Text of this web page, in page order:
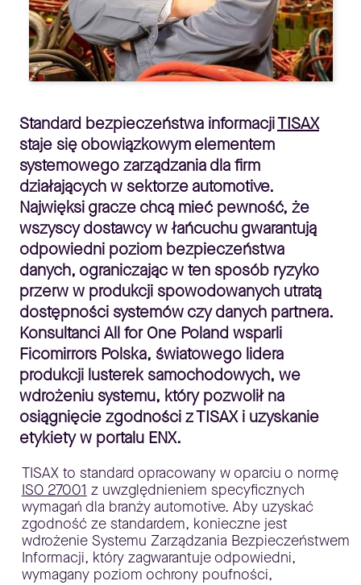
Standard bezpieczeństwa informacjiTISAX
staje się obowiązkowym elementem
systemowego zarządzania dla firm
działających w sektorze automotive.
Najwięksi gracze chcą mieć pewność, że
wszyscy dostawcy w łańcuchu gwarantują
odpowiedni poziom bezpieczeństwa
danych, ograniczając w ten sposób ryzyko
przerw w produkcji spowodowanych utratą
dostępności systemów czy danych partnera.
Konsultanci All for One Poland wsparli
Ficomirrors Polska, światowego lidera
produkcji lusterek samochodowych, we
wdrożeniu systemu, który pozwolił na
osiągnięcie zgodności z TISAX i uzyskanie
etykiety w portalu ENX.
TISAX to standard opracowany w oparciu o normę
ISO 27001 z uwzględnieniem specyficznych
wymagań dla branży automotive. Aby uzyskać
zgodność ze standardem, konieczne jest
wdrożenie Systemu Zarządzania Bezpieczeństwem
Informacji, który zagwarantuje odpowiedni,
wymagany poziom ochrony poufności,